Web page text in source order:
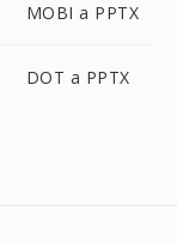
MOBI a PPTX
DOT a PPTX